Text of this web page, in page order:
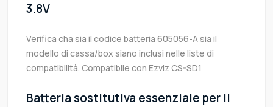
3.8V
Verifica cha sia il codice batteria 605056-A sia il
modello di cassa/box siano inclusi nelle liste di
compatibilità. Compatibile con Ezviz CS-SD1
Batteria sostitutiva essenziale per il